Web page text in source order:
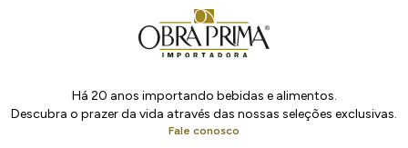
Há 20 anos importando bebidas e alimentos.
Descubra o prazer da vida através das nossas seleções exclusivas.
Fale conosco